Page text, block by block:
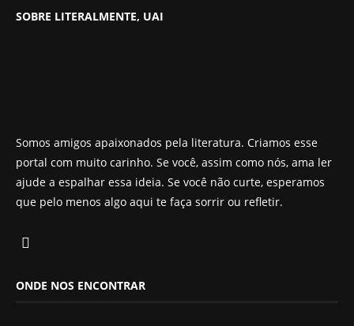
SOBRE LITERALMENTE, UAI
Somos amigos apaixonados pela literatura. Criamos esse
portal com muito carinho. Se você, assim como nós, ama ler
ajude a espalhar essa ideia. Se você não curte, esperamos
que pelo menos algo aqui te faça sorrir ou refletir.
ONDE NOS ENCONTRAR